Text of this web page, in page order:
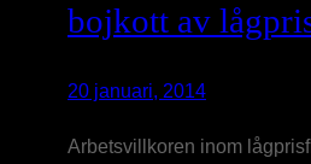
bojkott av
20 januari, 2014
Arbetsvillkoren inom